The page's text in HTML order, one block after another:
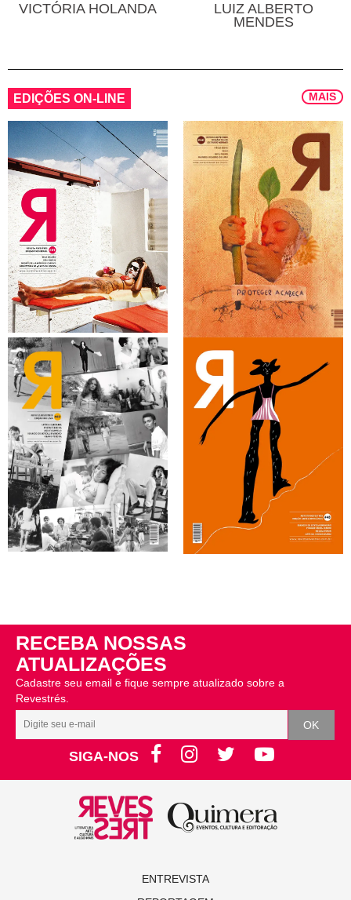
VICTÓRIA HOLANDA
LUIZ ALBERTO
MENDES
EDIÇÕES ON-LINE MAIS
RECEBA NOSSAS
ATUALIZAÇÕES
Cadastre seu email e fique sempre atualizado sobre a
Revestrés.
SIGA-NOS
ENTREVISTA